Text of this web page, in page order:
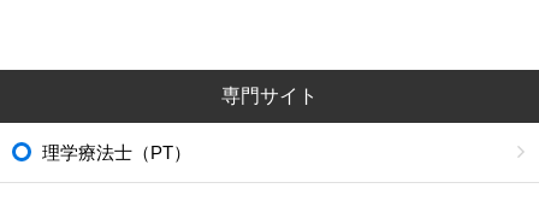
専門サイト
理学療法士（PT）